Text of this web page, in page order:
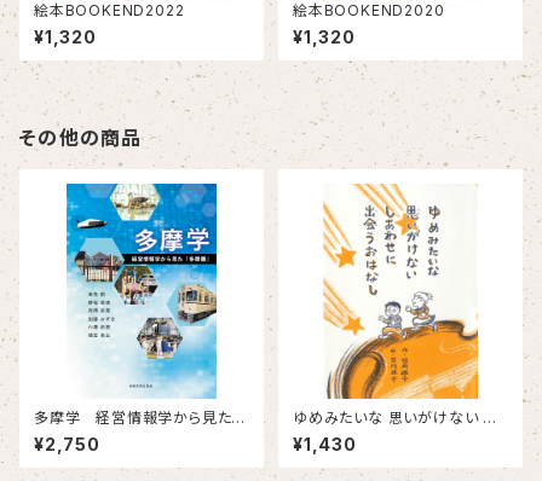
絵本BOOKEND2022
¥1,320
絵本BOOKEND2020
¥1,320
その他の商品
多摩学 経営情報学から見た
「多摩圏」【第2版】
¥2,750
ゆめみたいな 思いがけない し
あわせに 出会うおはなし
¥1,430